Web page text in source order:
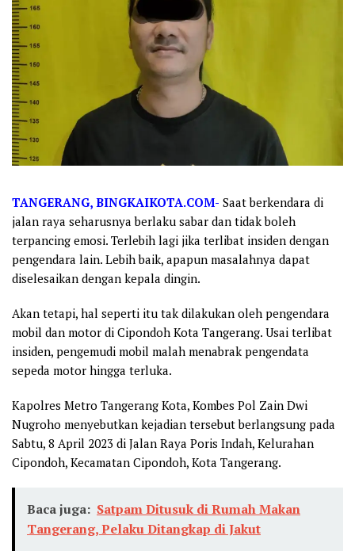
TANGERANG, BINGKAIKOTA.COM- Saat berkendara di
jalan raya seharusnya berlaku sabar dan tidak boleh
terpancing emosi. Terlebih lagi jika terlibat insiden dengan
pengendara lain. Lebih baik, apapun masalahnya dapat
diselesaikan dengan kepala dingin.
Akan tetapi, hal seperti itu tak dilakukan oleh pengendara
mobil dan motor di Cipondoh Kota Tangerang. Usai terlibat
insiden, pengemudi mobil malah menabrak pengendata
sepeda motor hingga terluka.
Kapolres Metro Tangerang Kota, Kombes Pol Zain Dwi
Nugroho menyebutkan kejadian tersebut berlangsung pada
Sabtu, 8 April 2023 di Jalan Raya Poris Indah, Kelurahan
Cipondoh, Kecamatan Cipondoh, Kota Tangerang.
Baca juga: Satpam Ditusuk di Rumah Makan
Tangerang, Pelaku Ditangkap di Jakut